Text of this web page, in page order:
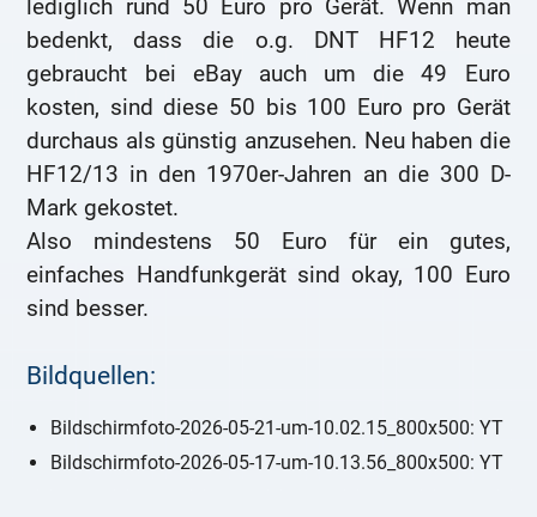
lediglich rund 50 Euro pro Gerät. Wenn man
bedenkt, dass die o.g. DNT HF12 heute
gebraucht bei eBay auch um die 49 Euro
kosten, sind diese 50 bis 100 Euro pro Gerät
durchaus als günstig anzusehen. Neu haben die
HF12/13 in den 1970er-Jahren an die 300 D-
Mark gekostet.
Also mindestens 50 Euro für ein gutes,
einfaches Handfunkgerät sind okay, 100 Euro
sind besser.
Bildquellen:
Bildschirmfoto-2026-05-21-um-10.02.15_800x500: YT
Bildschirmfoto-2026-05-17-um-10.13.56_800x500: YT